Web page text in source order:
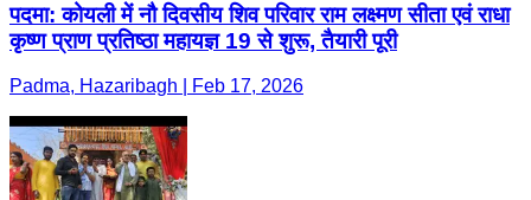
पदमा: कोयली में नौ दिवसीय शिव परिवार राम लक्ष्मण सीता एवं राधा
कृष्ण प्राण प्रतिष्ठा महायज्ञ 19 से शुरू, तैयारी पूरी
Padma, Hazaribagh | Feb 17, 2026